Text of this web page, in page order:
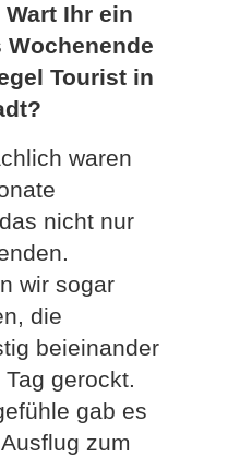
Ihr ein
Tourist in
waren
nicht nur
wir sogar
die
beieinander
gerockt.
gab es
zum